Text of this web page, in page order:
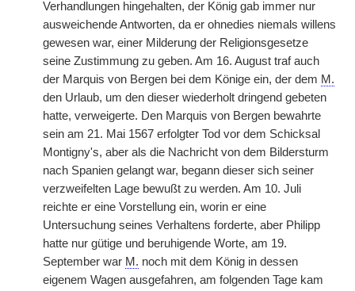
Verhandlungen hingehalten, der König gab immer nur
ausweichende Antworten, da er ohnedies niemals willens
gewesen war, einer Milderung der Religionsgesetze
seine Zustimmung zu geben. Am 16. August traf auch
der Marquis von Bergen bei dem Könige ein, der dem M.
den Urlaub, um den dieser wiederholt dringend gebeten
hatte, verweigerte. Den Marquis von Bergen bewahrte
sein am 21. Mai 1567 erfolgter Tod vor dem Schicksal
Montigny's, aber als die Nachricht von dem Bildersturm
nach Spanien gelangt war, begann dieser sich seiner
verzweifelten Lage bewußt zu werden. Am 10. Juli
reichte er eine Vorstellung ein, worin er eine
Untersuchung seines Verhaltens forderte, aber Philipp
hatte nur gütige und beruhigende Worte, am 19.
September war M. noch mit dem König in dessen
eigenem Wagen ausgefahren, am folgenden Tage kam